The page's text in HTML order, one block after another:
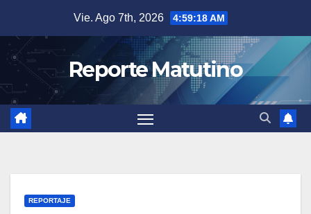
contenido
Vie. Ago 7th, 2026 4:59:19 AM
Reporte Matutino
REPORTAJE